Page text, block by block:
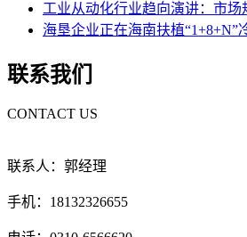
工业从动化行业趋向演讲：市场
海垦企业正在海南扶植“1+8+N”
联系我们
CONTACT US
联系人：郭经理
手机：18132326655